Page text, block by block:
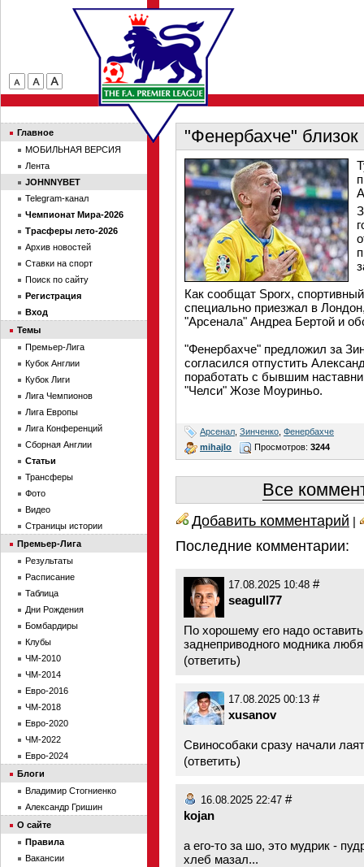
"Фенербахче" близок
Как сообщат Sporx,
специально приезжал в
"Арсенала" Андреа Бертой и
"Фенербахче" предложил за
согласился отпустить
поработать с бывшим
"Челси" Жозе Моуриньо.
Арсенал Зинченко Фенербахче
mihajlo
Просмотров: 3244
Все
Добавить комментарий |
Последние комментарии:
17.08.2025 10:48 #
seagull77
По хорошему его надо
заднеприводного модника
(ответить)
17.08.2025 00:13 #
xusanov
Свинособаки сразу начали
(ответить)
16.08.2025 22:47 #
kojan
а его-то за шо, это мудрик -
хлеб мазал...
Главное
МОБИЛЬНАЯ ВЕРСИЯ
Лента
JOHNNYBET
Telegram-канал
Чемпионат Мира-2026
Трасферы лето-2026
Архив новостей
Ставки на спорт
Поиск по сайту
Регистрация
Вход
Темы
Премьер-Лига
Кубок Англии
Кубок Лиги
Лига Чемпионов
Лига Европы
Лига Конференций
Сборная Англии
Статьи
Трансферы
Фото
Видео
Страницы истории
Премьер-Лига
Результаты
Расписание
Таблица
Дни Рождения
Бомбардиры
Клубы
ЧМ-2010
ЧМ-2014
Евро-2016
ЧМ-2018
Евро-2020
ЧМ-2022
Евро-2024
Блоги
Владимир Стогниенко
Александр Гришин
О сайте
Правила
Вакансии